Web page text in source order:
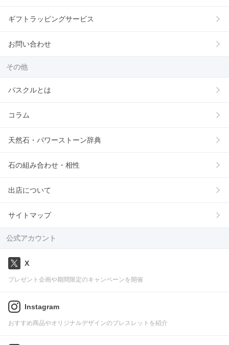
ギフトラッピングサービス
お問い合わせ
その他
パスクルとは
コラム
天然石・パワーストーン辞典
石の組み合わせ・相性
出店について
サイトマップ
公式アカウント
X
プレゼント企画や期間限定のキャンペーンを開催
Instagram
おすすめ商品やオリジナルデザインのブレスレットを紹介